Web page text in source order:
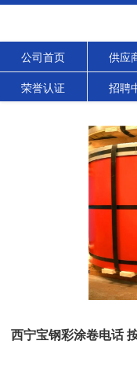
公司首页 供应
荣誉认证 招聘
西宁宝钢彩涂卷电话